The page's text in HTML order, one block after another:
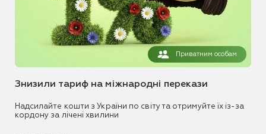
Приватним особам
Знизили тариф на міжнародні перекази
Надсилайте кошти з України по світу та отримуйте їх із-за
кордону за лічені хвилини